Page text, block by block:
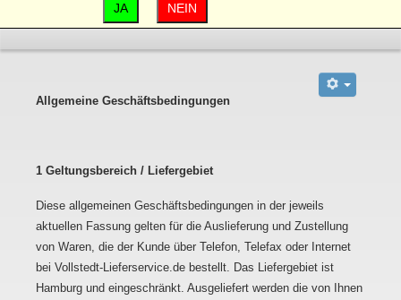
Allgemeine Geschäftsbedingungen
1 Geltungsbereich / Liefergebiet
Diese allgemeinen Geschäftsbedingungen in der jeweils
aktuellen Fassung gelten für die Auslieferung und Zustellung
von Waren, die der Kunde über Telefon, Telefax oder Internet
bei Vollstedt-Lieferservice.de bestellt. Das Liefergebiet ist
Hamburg und eingeschränkt. Ausgeliefert werden die von Ihnen
NEIN
JA